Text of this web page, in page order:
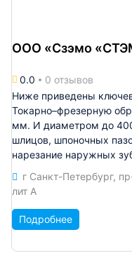
ООО «Сзэмо
0.0
0 отзывов
Ниже приведены
Токарно–фрезерную
мм. И диаметром до 400 мм. Нарезание
шлицов, шпоночных
нарезание наружных
отверстий и пазов. Фрезерную обработку сложно
профильных деталей
1600х3000мм. Вес
дополнительной поворотной
Лазерной резке металла с размером листа 3000 x
г Санкт-Петербург,
лит А
Подробнее